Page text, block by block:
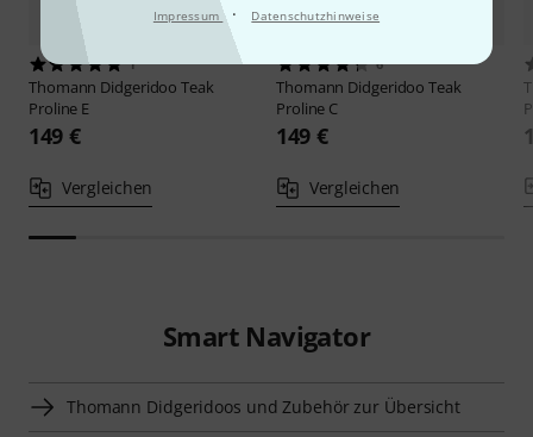
Impressum · Datenschutzhinweise
1
Thomann Didgeridoo Teak
Proline E
149 €
Vergleichen
6
Thomann Didgeridoo Teak
Proline C
149 €
Vergleichen
Smart Navigator
Thomann Didgeridoos und Zubehör zur Übersicht